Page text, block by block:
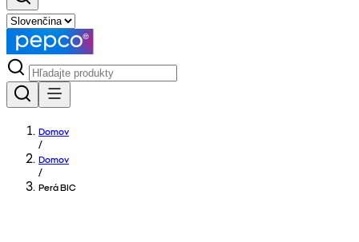
Domov
/
Domov
/
Perá BIC